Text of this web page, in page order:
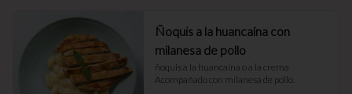
Ñoquis a la huancaína con
milanesa de pollo
ñoquis a la huancaína o a la crema
Acompañado con milanesa de pollo.